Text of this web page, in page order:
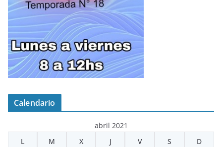
Calendario
abril 2021
L
M X J V S D